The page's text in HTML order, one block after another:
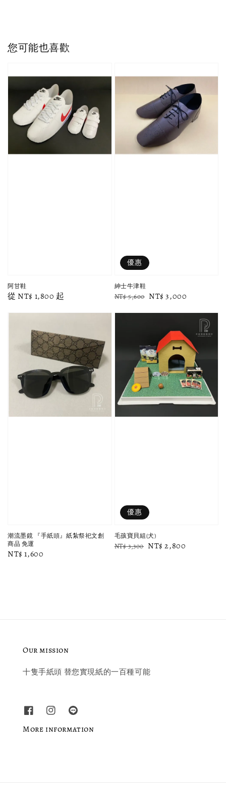
您可能也喜歡
阿甘鞋
Regular
從 NT$ 1,800 起
優惠
紳士牛津鞋
Regular
NT$ 5,600 Sale
NT$ 3,000
潮流墨鏡 『手紙頭』紙紮祭祀文創
商品 免運
Regular
NT$ 1,600
優惠
毛孩寶貝組(犬)
Regular
NT$ 3,300 Sale
NT$ 2,800
Our mission
十隻手紙頭 替您實現紙的一百種可能
More information